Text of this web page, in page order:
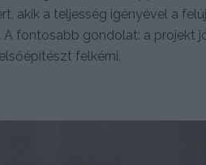
akik a teljesség igényével a
A fontosabb gondolat: a projekt
felkérni.